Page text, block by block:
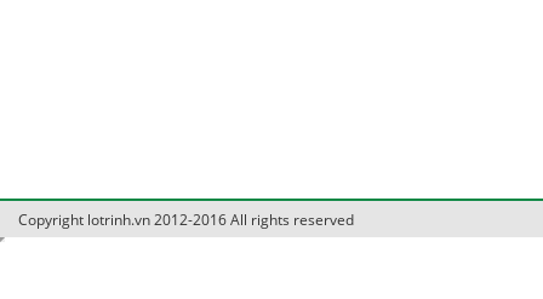
Copyright lotrinh.vn 2012-2016 All rights reserved